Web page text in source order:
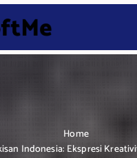
Home
Indonesia: Ekspresi